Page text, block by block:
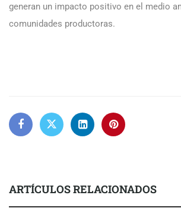
generan un impacto positivo en el medio
comunidades productoras.
ARTÍCULOS RELACIONADOS